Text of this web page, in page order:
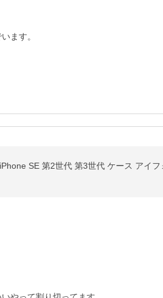
ます。
SE 第2世代 第3世代 ケース アイ